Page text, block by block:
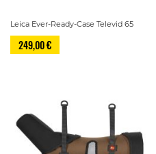
Leica Ever-Ready-Case Televid 65
249,00 €